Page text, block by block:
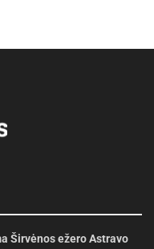
Širvėnos ežero Astravo